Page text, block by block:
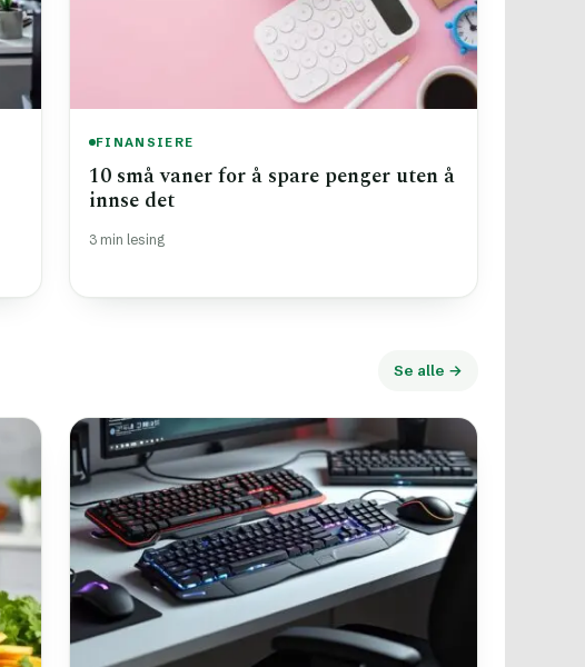
FINANSIERE
10 små vaner for å spare penger uten å
innse det
3 min lesing
Se alle →